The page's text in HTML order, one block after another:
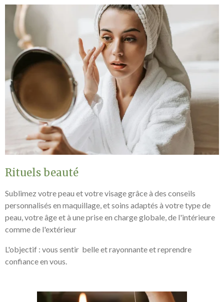
Rituels beauté
Sublimez votre peau et votre visage grâce à des conseils
personnalisés en maquillage, et soins adaptés à votre type de
peau, votre âge et à une prise en charge globale, de l'intérieure
comme de l'extérieur
L'objectif : vous sentir belle et rayonnante et reprendre
confiance en vous.